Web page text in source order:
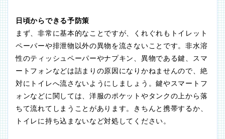
日頃からできる予防策
まず、非常に基本的なことですが、くれぐれもトイレット
ペーパーや排泄物以外の異物を流さないことです。非水溶
性のティッシュペーパーやナプキン、異物である鍵、スマ
ートフォンなどは詰まりの原因になりかねませんので、絶
対にトイレへ流さないようにしましょう。鍵やスマートフ
ォンなどに関しては、洋服のポケットやタンクの上から落
ちて流れてしまうことがあります。きちんと携帯するか、
トイレに持ち込まないなど対処してください。